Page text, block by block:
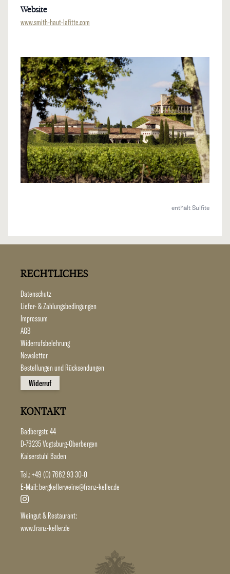
Website
www.smith-haut-lafitte.com
enthält Sulfite
RECHTLICHES
Datenschutz
Liefer- & Zahlungsbedingungen
Impressum
AGB
Widerrufsbelehrung
Newsletter
Bestellungen und Rücksendungen
Widerruf
KONTAKT
Badbergstr. 44
D-79235 Vogtsburg-Oberbergen
Kaiserstuhl Baden
Tel.: +49 (0) 7662 93 30-0
E-Mail:bergkellerweine@franz-keller.de
Weingut & Restaurant:
www.franz-keller.de